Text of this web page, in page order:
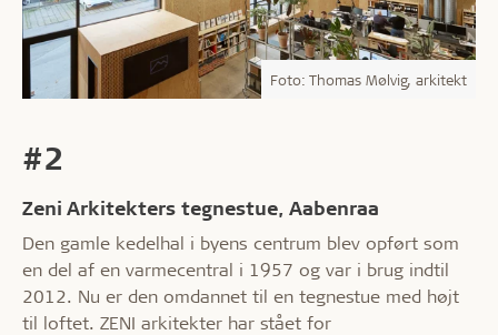
Foto: Thomas Mølvig, arkitekt
#2
Zeni Arkitekters tegnestue, Aabenraa
Den gamle kedelhal i byens centrum blev opført som
en del af en varmecentral i 1957 og var i brug indtil
2012. Nu er den omdannet til en tegnestue med højt
til loftet. ZENI arkitekter har stået for